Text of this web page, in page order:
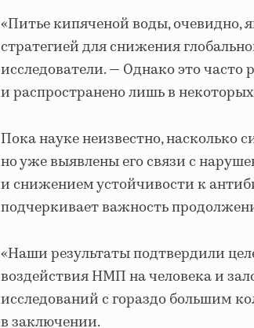
«Питье кипяченой воды, очевидно,
стратегией для снижения
исследователи. — Однако это
и распространено лишь в
Пока науке неизвестно, насколько
но уже выявлены его связи с
и снижением устойчивости к
подчеркивает важность
«Наши результаты подтвердили
воздействия НМП на человека и
исследований с гораздо большим
в заключении.